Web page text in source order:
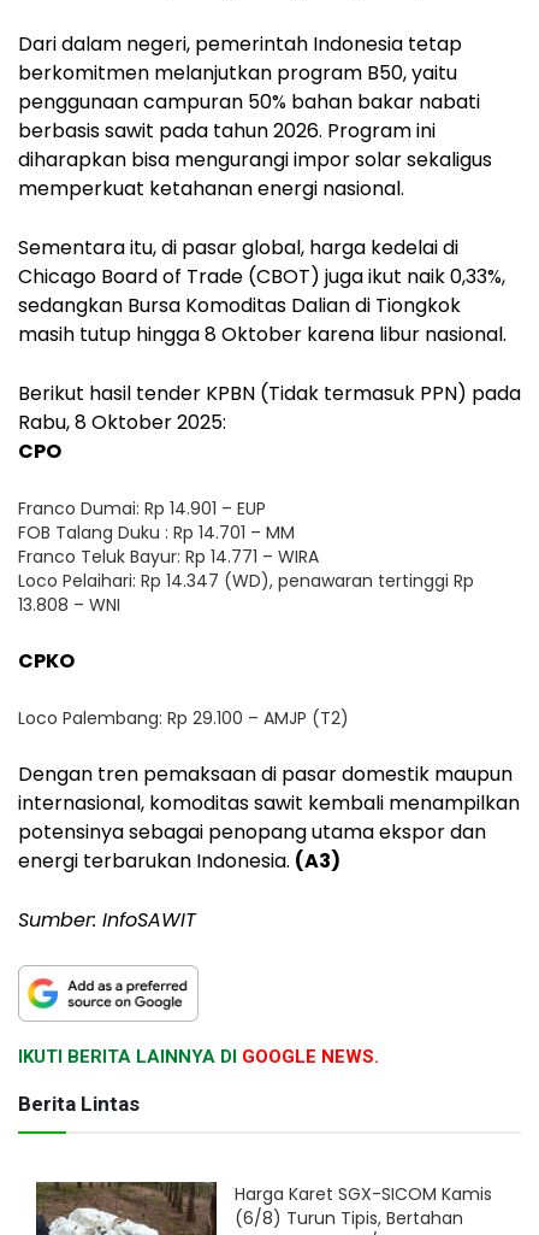
Dari dalam negeri, pemerintah Indonesia tetap
berkomitmen melanjutkan program B50, yaitu
penggunaan campuran 50% bahan bakar nabati
berbasis sawit pada tahun 2026. Program ini
diharapkan bisa mengurangi impor solar sekaligus
memperkuat ketahanan energi nasional.
Sementara itu, di pasar global, harga kedelai di
Chicago Board of Trade (CBOT) juga ikut naik 0,33%,
sedangkan Bursa Komoditas Dalian di Tiongkok
masih tutup hingga 8 Oktober karena libur nasional.
Berikut hasil tender KPBN (Tidak termasuk PPN) pada
Rabu, 8 Oktober 2025:
CPO
Franco Dumai: Rp 14.901 – EUP
FOB Talang Duku : Rp 14.701 – MM
Franco Teluk Bayur: Rp 14.771 – WIRA
Loco Pelaihari: Rp 14.347 (WD), penawaran tertinggi Rp
13.808 – WNI
CPKO
Loco Palembang: Rp 29.100 – AMJP (T2)
Dengan tren pemaksaan di pasar domestik maupun
internasional, komoditas sawit kembali menampilkan
potensinya sebagai penopang utama ekspor dan
energi terbarukan Indonesia. (A3)
Sumber: InfoSAWIT
IKUTI BERITA LAINNYA DI GOOGLE NEWS.
Berita Lintas
Harga Karet SGX-SICOM Kamis
(6/8) Turun Tipis, Bertahan